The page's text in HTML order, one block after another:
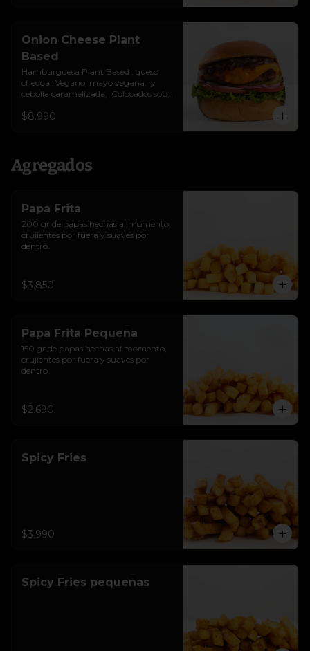
Onion Cheese Plant
Based
Hamburguesa Plant Based , queso
cheddar Vegano, mayo vegana,  y
cebolla caramelizada,  Colocados sobre
tostado.(No es libre de Gluten)
$8.990
Agregados
Papa Frita
200 gr de papas hechas al momento,
crujientes por fuera y suaves por
dentro.
$3.850
Papa Frita Pequeña
150 gr de papas hechas al momento,
crujientes por fuera y suaves por
dentro.
$2.690
Spicy Fries
$3.990
Spicy Fries pequeñas